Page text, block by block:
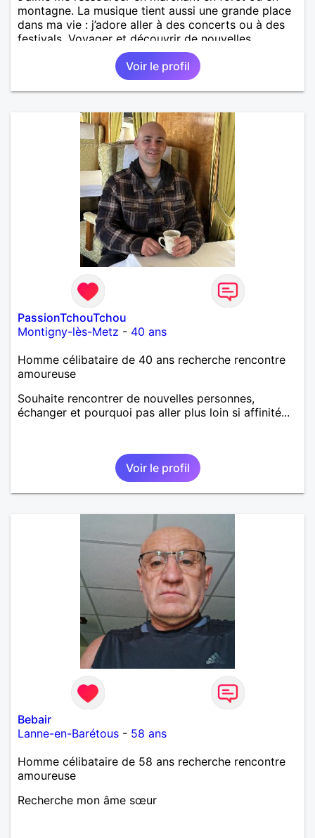
montagne. La musique tient aussi une grande place
dans ma vie : j’adore aller à des concerts ou à des
festivals. Voyager et découvrir de nouvelles
cultures, c’est ce qui m’inspire le plus. J’aimerais
rencontrer quelqu’un avec qui partager ces
moments simples et sincères.
Voir le profil
PassionTchouTchou
Montigny-lès-Metz - 40 ans
Homme célibataire de 40 ans recherche rencontre
amoureuse
Souhaite rencontrer de nouvelles personnes,
échanger et pourquoi pas aller plus loin si affinité...
Voir le profil
Bebair
Lanne-en-Barétous - 58 ans
Homme célibataire de 58 ans recherche rencontre
amoureuse
Recherche mon âme sœur